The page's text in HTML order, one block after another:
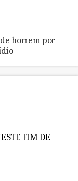
homem por
FIM DE